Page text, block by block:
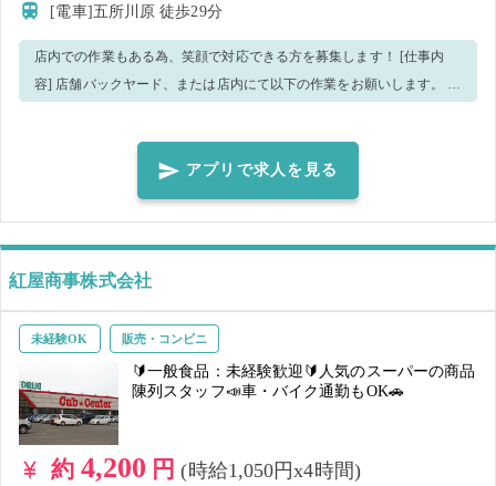
[電車]五所川原徒歩29分
店内での作業もある為、笑顔で対応できる方を募集します！ [仕事内
容] 店舗バックヤード、または店内にて以下の作業をお願いします。 ・
・お客様対応 ・段ボールの片づけ ・棚卸・在庫調査 ・店内清掃、施設
の安全管理 ・その他運営に必要な補助作業 当施設のスタッフが業務に
より集中できるよう、資格やご経験がなくてもできるお仕事をお手伝
いいただける方を募集します！ 少しでも気になった方はまず空いてい
る日程へご応募お願いいたします♪ 作業の流れを覚えてしまえば、どん
どんスピードアップしていけます！ 【こんな方におススメ！】 ・エン
のスタッフを募集しています！続けてご就業できる方は別途面接をご
提案いたします。 単発希望の方も、常勤をご検討の方も、まずは就業
できる日程にてシェアフルよりご応募をお願いします♪ 皆様のご応募を
お待ちしております！
アプリで求人を見る
紅屋商事株式会社
未経験OK 販売・コンビニ
🔰一般食品：未経験歓迎🔰人気のスーパーの商品
陳列スタッフ📣車・バイク通勤もOK🚗
約 4,200 円(時給1,050円x4時間)